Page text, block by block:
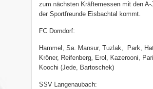
zum nächsten Kräftemessen mit den A-
der Sportfreunde Eisbachtal kommt.
FC Dorndorf:
Hammel, Sa. Mansur, Tuzlak,
Park,
Kröner, Reifenberg, Erol, Kazerooni,
Koochi (Jede, Bartoschek)
SSV Langenaubach: